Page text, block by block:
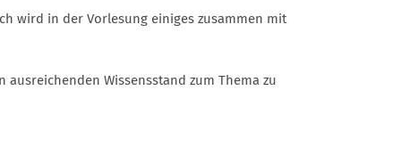
wird in der Vorlesung einiges zusammen mit
Wissensstand zum Thema zu